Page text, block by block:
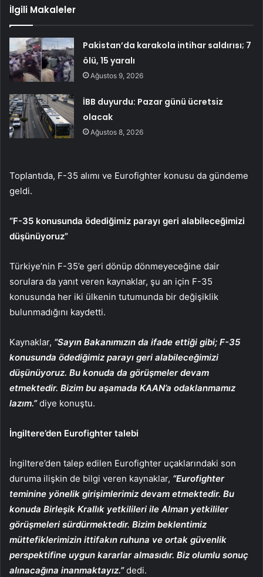
İlgili Makaleler
Pakistan’da karakola intihar saldırısı; 7
ölü, 15 yaralı
Ağustos 9, 2026
İBB duyurdu: Pazar günü ücretsiz
olacak
Ağustos 8, 2026
Toplantıda, F-35 alımı ve Eurofighter konusu da gündeme
geldi.
“F-35 konusunda ödediğimiz parayı geri alabileceğimizi
düşünüyoruz”
Türkiye’nin F-35’e geri dönüp dönmeyeceğine dair
sorulara da yanıt veren kaynaklar, şu an için F-35
konusunda her iki ülkenin tutumunda bir değişiklik
bulunmadığını kaydetti.
Kaynaklar, “Sayın Bakanımızın da ifade ettiği gibi; F-35
konusunda ödediğimiz parayı geri alabileceğimizi
düşünüyoruz. Bu konuda da görüşmeler devam
etmektedir. Bizim bu aşamada KAAN’a odaklanmamız
lazım.”diye konuştu.
İngiltere’den Eurofighter talebi
İngiltere’den talep edilen Eurofighter uçaklarındaki son
duruma ilişkin de bilgi veren kaynaklar, “Eurofighter
teminine yönelik girişimlerimiz devam etmektedir. Bu
konuda Birleşik Krallık yetkilileri ile Alman yetkililer
görüşmeleri sürdürmektedir. Bizim beklentimiz
müttefiklerimizin ittifakın ruhuna ve ortak güvenlik
perspektifine uygun kararlar almasıdır. Biz olumlu sonuç
alınacağına inanmaktayız.”dedi.